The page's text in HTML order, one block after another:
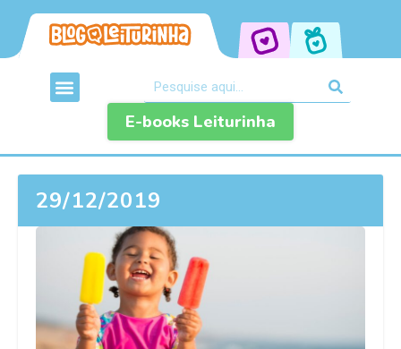
E-books Leiturinha
29/12/2019